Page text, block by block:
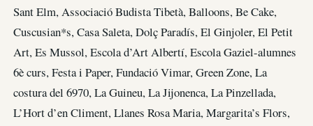
Sant Elm, Associació Budista Tibetà, Balloons, Be Cake,
Cuscusian*s, Casa Saleta, Dolç Paradís, El Ginjoler, El Petit
Art, Es Mussol, Escola d’Art Albertí, Escola Gaziel-alumnes
6è curs, Festa i Paper, Fundació Vimar, Green Zone, La
costura del 6970, La Guineu, La Jijonenca, La Pinzellada,
L’Hort d’en Climent, Llanes Rosa Maria, Margarita’s Flors,